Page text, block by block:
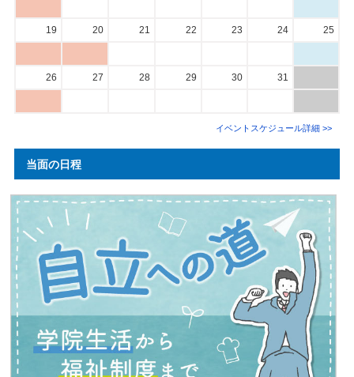
19 20 21 22 23 24 25
26 27 28 29 30 31
イベントスケジュール詳細 >>
当面の日程